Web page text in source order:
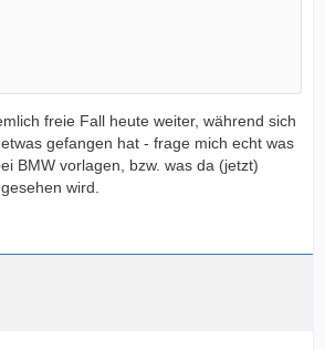
freie Fall heute weiter, während sich
gefangen hat - frage mich echt was
BMW vorlagen, bzw. was da (jetzt)
wird.